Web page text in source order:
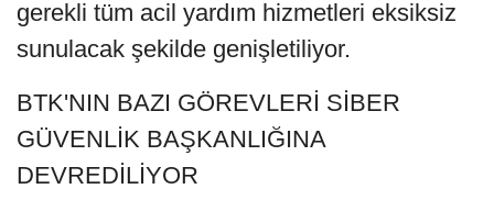
gerekli tüm acil yardım hizmetleri eksiksiz
sunulacak şekilde genişletiliyor.
BTK'NIN BAZI GÖREVLERİ SİBER
GÜVENLİK BAŞKANLIĞINA
DEVREDİLİYOR